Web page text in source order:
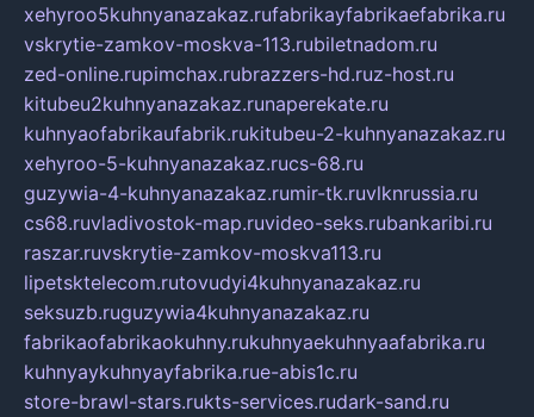
xehyroo5kuhnyanazakaz.rufabrikayfabrikaefabrika.ru
vskrytie-zamkov-moskva-113.rubiletnadom.ru
zed-online.rupimchax.rubrazzers-hd.ruz-host.ru
kitubeu2kuhnyanazakaz.runaperekate.ru
kuhnyaofabrikaufabrik.rukitubeu-2-kuhnyanazakaz.ru
xehyroo-5-kuhnyanazakaz.rucs-68.ru
guzywia-4-kuhnyanazakaz.rumir-tk.ruvlknrussia.ru
cs68.ruvladivostok-map.ruvideo-seks.rubankaribi.ru
raszar.ruvskrytie-zamkov-moskva113.ru
lipetsktelecom.rutovudyi4kuhnyanazakaz.ru
seksuzb.ruguzywia4kuhnyanazakaz.ru
fabrikaofabrikaokuhny.rukuhnyaekuhnyaafabrika.ru
kuhnyaykuhnyayfabrika.rue-abis1c.ru
store-brawl-stars.rukts-services.rudark-sand.ru